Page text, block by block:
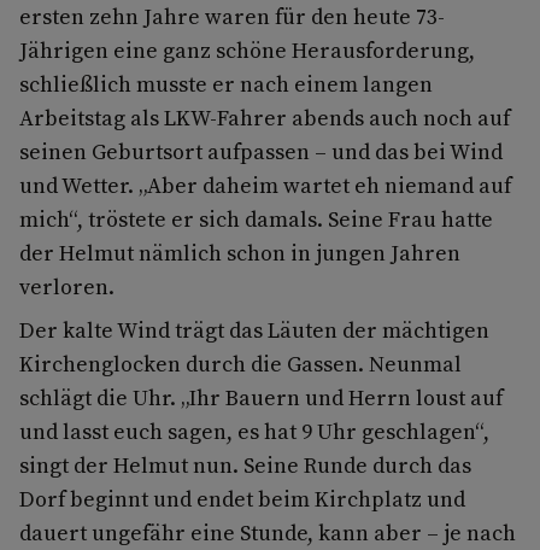
ersten zehn Jahre waren für den heute 73-
Jährigen eine ganz schöne Herausforderung,
schließlich musste er nach einem langen
Arbeitstag als LKW-Fahrer abends auch noch auf
seinen Geburtsort aufpassen – und das bei Wind
und Wetter. „Aber daheim wartet eh niemand auf
mich“, tröstete er sich damals. Seine Frau hatte
der Helmut nämlich schon in jungen Jahren
verloren.
Der kalte Wind trägt das Läuten der mächtigen
Kirchenglocken durch die Gassen. Neunmal
schlägt die Uhr. „Ihr Bauern und Herrn loust auf
und lasst euch sagen, es hat 9 Uhr geschlagen“,
singt der Helmut nun. Seine Runde durch das
Dorf beginnt und endet beim Kirchplatz und
dauert ungefähr eine Stunde, kann aber – je nach